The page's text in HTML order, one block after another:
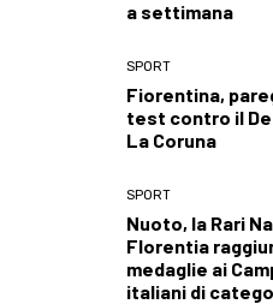
a settimana
SPORT
Fiorentina,
test contro il
La Coruna
SPORT
Nuoto, la Rari
Florentia
medaglie ai
italiani di